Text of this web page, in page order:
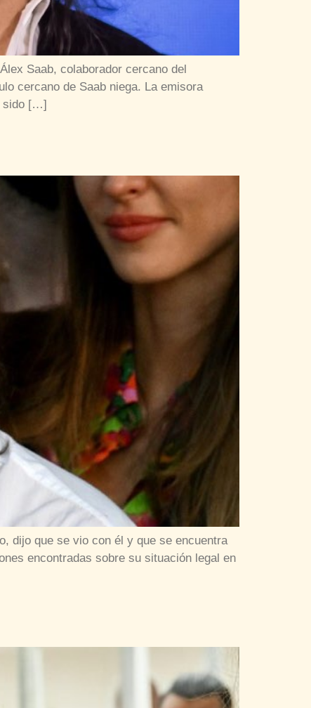
Saab, colaborador cercano del
cercano de Saab niega. La emisora
sido […]
dijo que se vio con él y que se encuentra
encontradas sobre su situación legal en